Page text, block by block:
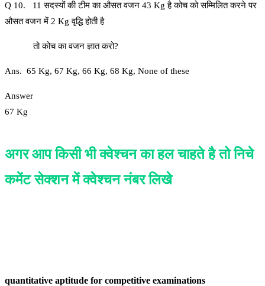
Q 10. 11 सदस्यों की टीम का औसत वजन 43 Kg है कोच को सम्मिलित करने पर
औसत वजन में 2 Kg वृद्धि होती है
तो कोच का वजन ज्ञात करो?
Ans. 65 Kg, 67 Kg, 66 Kg, 68 Kg, None of these
Answer
67 Kg
अगर आप किसी भी क्वेश्चन का हल चाहते है तो निचे
कमेंट सेक्शन में क्वेश्चन नंबर लिखे
quantitative aptitude for competitive examinations